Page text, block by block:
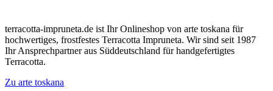
terracotta-impruneta.de ist Ihr Onlineshop von arte toskana für
hochwertiges, frostfestes Terracotta Impruneta. Wir sind seit 1987
Ihr Ansprechpartner aus Süddeutschland für handgefertigtes
Terracotta.
Zu arte toskana